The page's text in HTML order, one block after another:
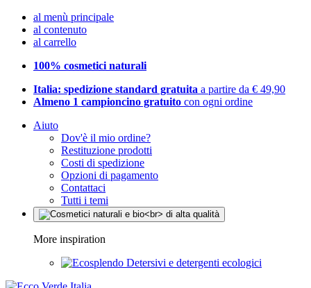
al menù principale
al contenuto
al carrello
100% cosmetici naturali
Italia: spedizione standard gratuita a partire da € 49,90
Almeno 1 campioncino gratuito con ogni ordine
Aiuto
Dov'è il mio ordine?
Restituzione prodotti
Costi di spedizione
Opzioni di pagamento
Contattaci
Tutti i temi
More inspiration
Detersivi e detergenti ecologici